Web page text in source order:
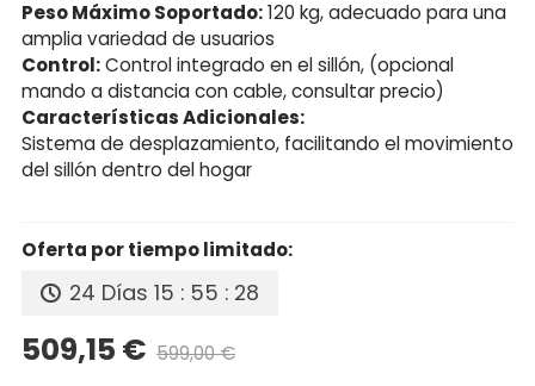
Peso Máximo Soportado:120 kg, adecuado para una
amplia variedad de usuarios
Control:Control integrado en el sillón, (opcional
mando a distancia con cable, consultar precio)
Características Adicionales:
Sistema de desplazamiento, facilitando el movimiento
del sillón dentro del hogar
Oferta por tiempo limitado:
24 Días 15 : 55 : 27
509,15 € 599,00 €